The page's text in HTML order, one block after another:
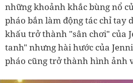
những khoảnh khắc bùng nổ
pháo bắn làm động tác chỉ tay
khấu trở thành "sân chơi" của
tanh" nhưng hài hước của
pháo cũng trở thành hình ảnh